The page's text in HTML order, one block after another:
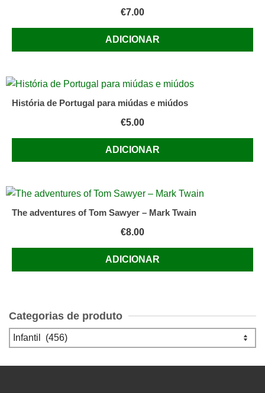
€7.00
ADICIONAR
História de Portugal para miúdas e miúdos
€5.00
ADICIONAR
The adventures of Tom Sawyer – Mark Twain
€8.00
ADICIONAR
Categorias de produto